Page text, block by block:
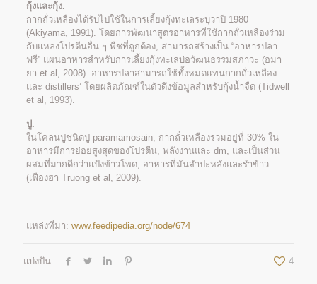
กุ้งและกุ้ง.
กากถั่วเหลืองได้รับไปใช้ในการเลี้ยงกุ้งทะเลระบุว่าปี 1980
(Akiyama, 1991). โดยการพัฒนาสูตรอาหารที่ใช้กากถั่วเหลืองร่วม
กับแหล่งโปรตีนอื่น ๆ พืชที่ถูกต้อง, สามารถสร้างเป็น “อาหารปลา
ฟรี” แผนอาหารสำหรับการเลี้ยงกุ้งทะเลบ่อวัฒนธรรมสภาวะ (อมา
ยา et al, 2008). อาหารปลาสามารถใช้ทั้งหมดแทนกากถั่วเหลือง
และ distillers’ โดยผลิตภัณฑ์ในตัวดึงข้อมูลสำหรับกุ้งน้ำจืด (Tidwell
et al, 1993).
ปู.
ในโคลนปูชนิดปู paramamosain, กากถั่วเหลืองรวมอยู่ที่ 30% ใน
อาหารมีการย่อยสูงสุดของโปรตีน, พลังงานและ dm, และเป็นส่วน
ผสมที่มากดีกว่าแป้งข้าวโพด, อาหารที่มันสำปะหลังและรำข้าว
(เฟืองฮา Truong et al, 2009).
แหล่งที่มา: www.feedipedia.org/node/674
แบ่งปัน 4